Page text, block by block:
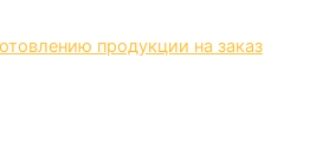
продукции на заказ